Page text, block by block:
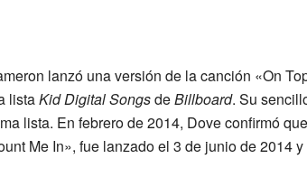
lanzó una versión de la canción «On
listaKid Digital SongsdeBillboard. Su
lista. En febrero de 2014, Dove confirmó
Me In», fue lanzado el 3 de junio de 2014